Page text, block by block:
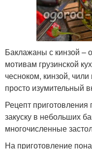
Баклажаны с кинзой –
мотивам грузинской
чесноком, кинзой,
просто изумительный
Рецепт приготовления
закуску в небольших
многочисленные
На приготовление